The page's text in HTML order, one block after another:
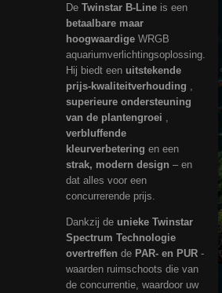
De Twinstar B-Line is een
betaalbare maar
hoogwaardige WRGB
aquariumverlichtingsoplossing.
Hij biedt een uitstekende
prijs-kwaliteitverhouding
superieure ondersteuning
van de plantengroei
verbluffende
kleurverbetering en een
strak, modern design – en
dat alles voor een
concurrerende prijs.
Dankzij de unieke Twinstar
Spectrum Technologie
overtreffen de PAR- en PUR -
waarden ruimschoots die van
de concurrentie, waardoor uw